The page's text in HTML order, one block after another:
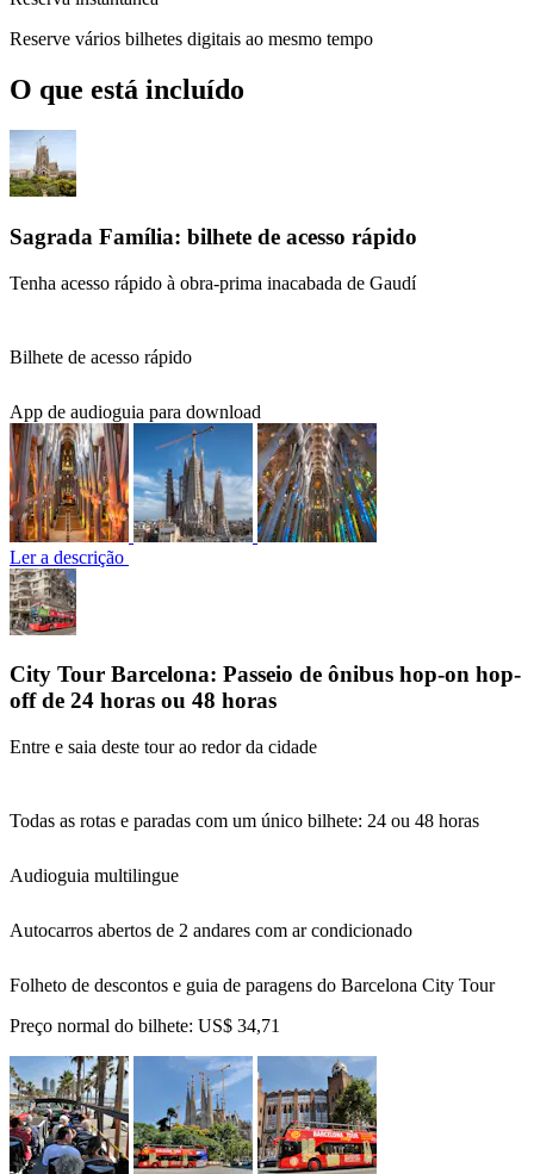
Reserve vários bilhetes digitais ao mesmo tempo
O que está incluído
Sagrada Família: bilhete de acesso rápido
Tenha acesso rápido à obra-prima inacabada de Gaudí
Bilhete de acesso rápido
App de audioguia para download
Ler a descrição
City Tour Barcelona: Passeio de ônibus hop-on hop-
off de 24 horas ou 48 horas
Entre e saia deste tour ao redor da cidade
Todas as rotas e paradas com um único bilhete: 24 ou 48 horas
Audioguia multilingue
Autocarros abertos de 2 andares com ar condicionado
Folheto de descontos e guia de paragens do Barcelona City Tour
Preço normal do bilhete: US$ 34,71